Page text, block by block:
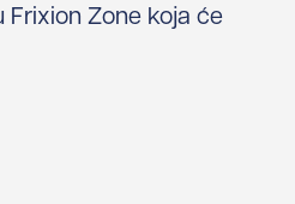
Frixion Zone koja će